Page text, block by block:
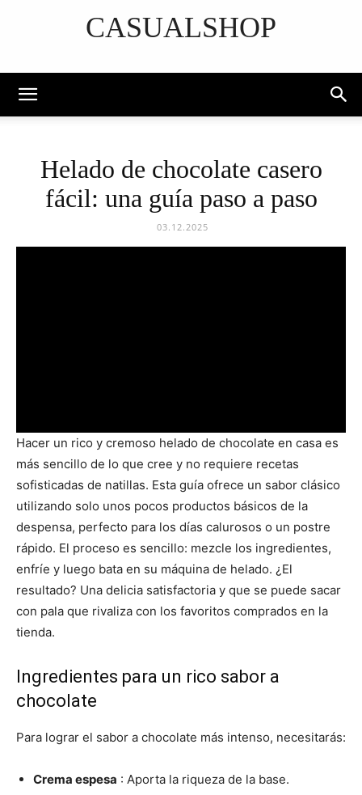
CASUALSHOP
Helado de chocolate casero
fácil: una guía paso a paso
03.12.2025
Hacer un rico y cremoso helado de chocolate en casa es
más sencillo de lo que cree y no requiere recetas
sofisticadas de natillas. Esta guía ofrece un sabor clásico
utilizando solo unos pocos productos básicos de la
despensa, perfecto para los días calurosos o un postre
rápido. El proceso es sencillo: mezcle los ingredientes,
enfríe y luego bata en su máquina de helado. ¿El
resultado? Una delicia satisfactoria y que se puede sacar
con pala que rivaliza con los favoritos comprados en la
tienda.
Ingredientes para un rico sabor a
chocolate
Para lograr el sabor a chocolate más intenso, necesitarás:
Crema espesa : Aporta la riqueza de la base.